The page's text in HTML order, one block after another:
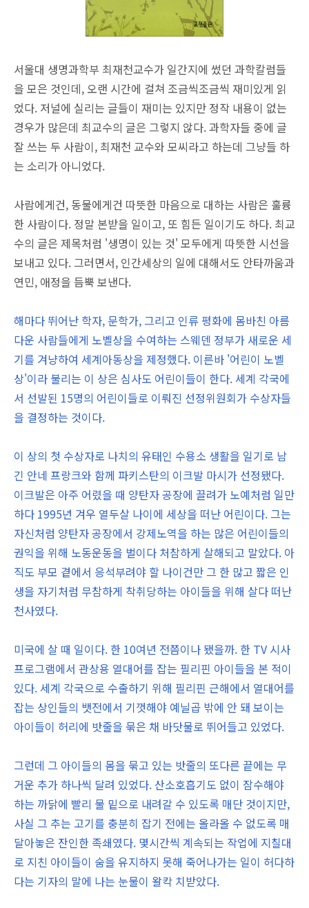
서울대 생명과학부 최재천교수가 일간지에 썼던 과학칼럼들
을 모은 것인데, 오랜 시간에 걸쳐 조금씩조금씩 재미있게 읽
었다. 저널에 실리는 글들이 재미는 있지만 정작 내용이 없는
경우가 많은데 최교수의 글은 그렇지 않다. 과학자들 중에 글
잘 쓰는 두 사람이, 최재천 교수와 모씨라고 하는데 그냥들 하
는 소리가 아니었다.
사람에게건, 동물에게건 따뜻한 마음으로 대하는 사람은 훌륭
한 사람이다. 정말 본받을 일이고, 또 힘든 일이기도 하다. 최교
수의 글은 제목처럼 '생명이 있는 것' 모두에게 따뜻한 시선을
보내고 있다. 그러면서, 인간세상의 일에 대해서도 안타까움과
연민, 애정을 듬뿍 보낸다.
해마다 뛰어난 학자, 문학가, 그리고 인류 평화에 몸바친 아름
다운 사람들에게 노벨상을 수여하는 스웨덴 정부가 새로운 세
기를 겨냥하여 세계아동상을 제정했다. 이른바 '어린이 노벨
상'이라 불리는 이 상은 심사도 어린이들이 한다. 세계 각국에
서 선발된 15명의 어린이들로 이뤄진 선정위원회가 수상자들
을 결정하는 것이다.
이 상의 첫 수상자로 나치의 유태인 수용소 생활을 일기로 남
긴 안네 프랑크와 함께 파키스탄의 이크발 마시가 선정됐다.
이크발은 아주 어렸을 때 양탄자 공장에 끌려가 노예처럼 일만
하다 1995년 겨우 열두살 나이에 세상을 떠난 어린이다. 그는
자신처럼 양탄자 공장에서 강제노역을 하는 많은 어린이들의
권익을 위해 노동운동을 벌이다 처참하게 살해되고 말았다. 아
직도 부모 곁에서 응석부려야 할 나이건만 그 한 많고 짧은 인
생을 자기처럼 무참하게 착취당하는 아이들을 위해 살다 떠난
천사였다.
미국에 살 때 일이다. 한 10여년 전쯤이나 됐을까. 한 TV 시사
프로그램에서 관상용 열대어를 잡는 필리핀 아이들을 본 적이
있다. 세계 각국으로 수출하기 위해 필리핀 근해에서 열대어를
잡는 상인들의 뱃전에서 기껏해야 예닐곱 밖에 안 돼 보이는
아이들이 허리에 밧줄을 묶은 채 바닷물로 뛰어들고 있었다.
그런데 그 아이들의 몸을 묶고 있는 밧줄의 또다른 끝에는 무
거운 추가 하나씩 달려 있었다. 산소호흡기도 없이 잠수해야
하는 까닭에 빨리 물 밑으로 내려갈 수 있도록 매단 것이지만,
사실 그 추는 고기를 충분히 잡기 전에는 올라올 수 없도록 매
달아놓은 잔인한 족쇄였다. 몇시간씩 계속되는 작업에 지칠대
로 지친 아이들이 숨을 유지하지 못해 죽어나가는 일이 허다하
다는 기자의 말에 나는 눈물이 왈칵 치받았다.